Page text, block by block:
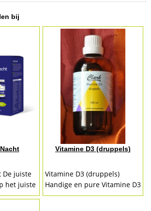
bij
De juiste
het juiste
Vitamine D3 (druppels)
Vitamine D3 (druppels)
Handige en pure Vitamine D3
druppels voor optimale